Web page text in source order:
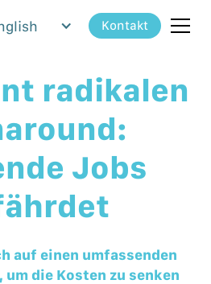
Kontakt
radikalen
Jobs
auf einen umfassenden
um die Kosten zu senken